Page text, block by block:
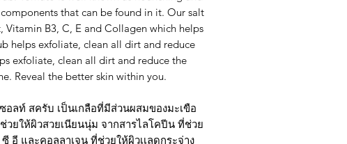
that can be found in it. Our salt
B3, C, E and Collagen which helps
helps exfoliate, clean all dirt and reduce
exfoliate, clean all dirt and reduce the
Reveal the better skin within you.
อลท์ สครับ เป็นเกลือที่มีส่วนผสมของมะเขือ
ยให้ผิวสวยเนียนนุ่ม จากสารไลโคปีน ที่ช่วย
อี และคอลลาเจน ที่ช่วยให้ผิวเเลดูกระจ่าง